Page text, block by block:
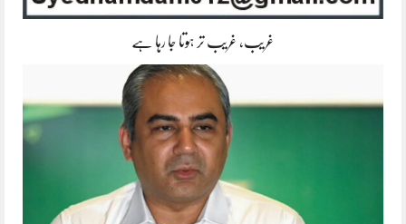
غریب، غریب تر ہوتا جا رہا ہے